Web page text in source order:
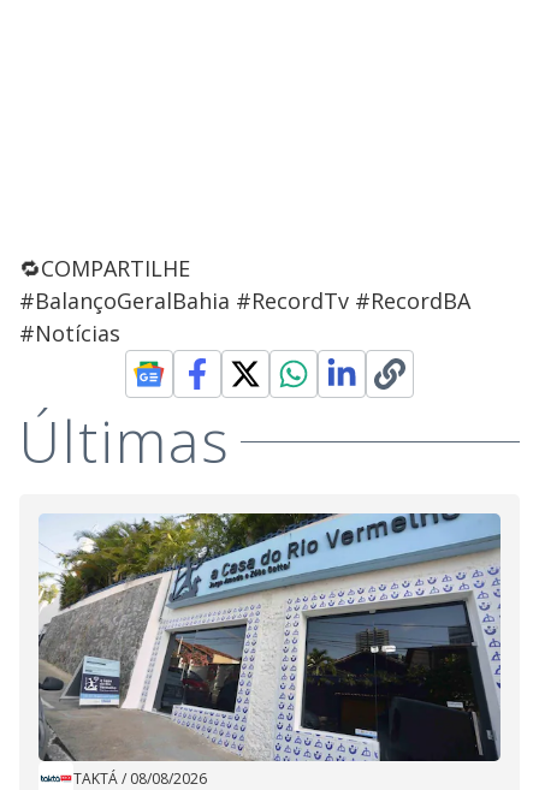
🔁COMPARTILHE
#BalançoGeralBahia #RecordTv #RecordBA
#Notícias
Últimas
TAKTÁ/ 08/08/2026